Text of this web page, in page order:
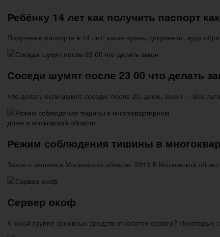
Ребёнку 14 лет как получить паспорт
Получение паспорта в 14 лет: какие нужны документы, куда
Соседи шумят после 23 00 что делать
Что делать если шумят соседи: после 23, днем, закон — Все
Режим соблюдения тишины в
Закон о тишине в Московской области. 2019 В Московской
Сервер окоф
К какой группе основных средств относится сервер?